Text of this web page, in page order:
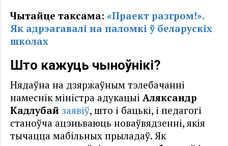
Чытайце таксама: «Праект разгром!».
Як адрэагавалі на паломкі ў беларускіх
школах
Што кажуць чыноўнікі?
Нядаўна на дзяржаўным тэлебачанні
намеснік міністра адукацыі Аляксандр
Кадлубай заявіў, што і бацькі, і педагогі
станоўча ацэньваюць новаўвядзенні, якія
тычацца мабільных прыладаў. Як